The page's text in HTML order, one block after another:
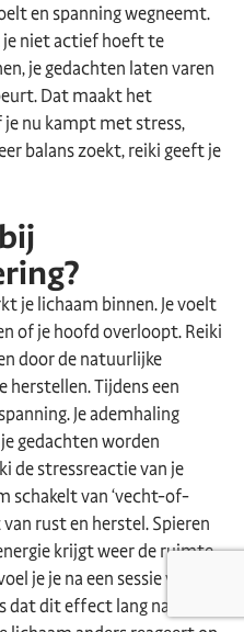
en spanning wegneemt.
je niet actief hoeft te
je gedachten laten varen
Dat maakt het
nu kampt met stress,
balans zoekt, reiki geeft je
je lichaam binnen. Je voelt
of je hoofd overloopt. Reiki
door de natuurlijke
Tijdens een
Je ademhaling
gedachten worden
de stressreactie van je
schakelt van ‘vecht-of-
rust en herstel. Spieren
krijgt weer de ruimte
je je na een sessie vaak
dat dit effect lang nawerkt.